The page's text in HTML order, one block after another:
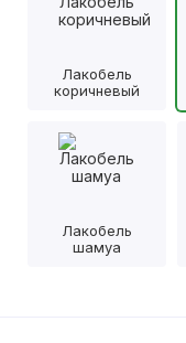
Лакобель
коричневый
Лакобель
шамуа